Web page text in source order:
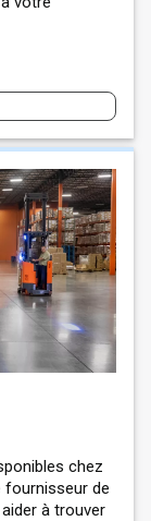
chez
fournisseur de
à trouver